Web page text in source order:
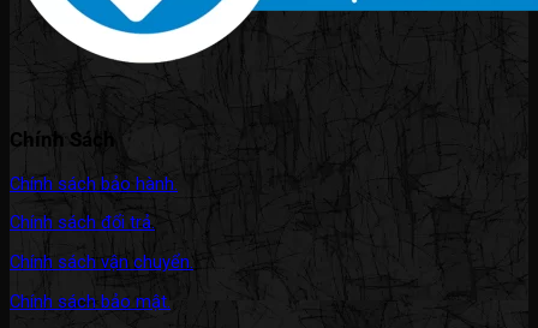
Chính Sách
Chính sách bảo hành.
Chính sách đổi trả.
Chính sách vận chuyển.
Chính sách bảo mật.